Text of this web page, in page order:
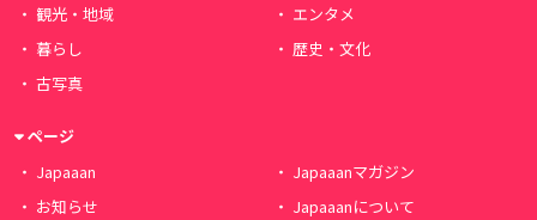
観光・地域
エンタメ
暮らし
歴史・文化
古写真
ページ
Japaaan
Japaaanマガジン
お知らせ
Japaaanについて